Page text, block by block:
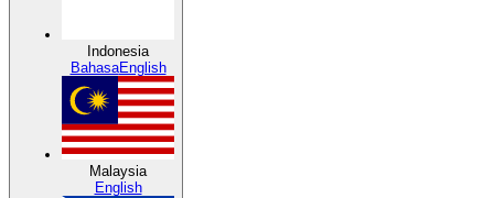
Indonesia
BahasaEnglish
Malaysia
English